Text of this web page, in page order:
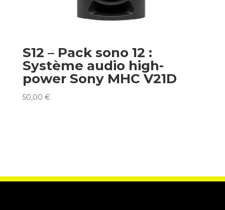
S12 – Pack sono 12 :
Système audio high-
power Sony MHC V21D
50,00 €